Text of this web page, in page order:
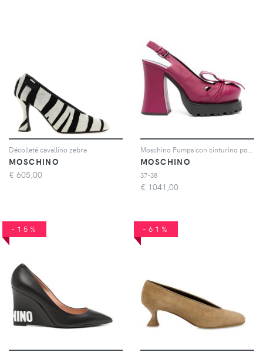
Décolleté cavallino zebra
MOSCHINO
€ 605,00
MOSCHINO
37-38
€ 1041,00
-15% -61%